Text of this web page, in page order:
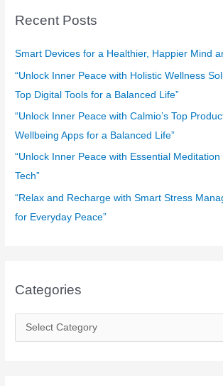
c
f
o
r
Recent Posts
Smart Devices for a Healthier, Happier Mind
“Unlock Inner Peace with Holistic Wellness
Top Digital Tools for a Balanced Life”
“Unlock Inner Peace with Calmio’s Top
Wellbeing Apps for a Balanced Life”
“Unlock Inner Peace with Essential
Tech”
“Relax and Recharge with Smart Stress
for Everyday Peace”
Categories
a